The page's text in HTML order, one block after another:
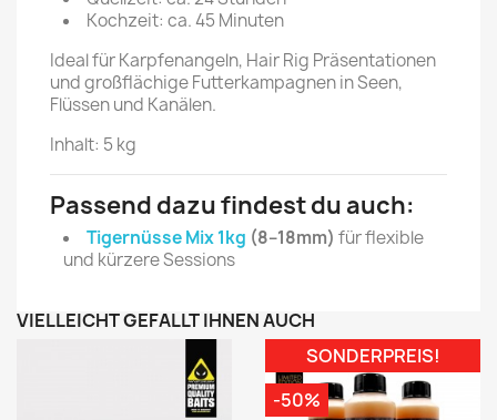
Kochzeit: ca. 45 Minuten
Ideal für Karpfenangeln, Hair Rig Präsentationen
und großflächige Futterkampagnen in Seen,
Flüssen und Kanälen.
Inhalt: 5 kg
Passend dazu findest du auch:
Tigernüsse Mix 1kg (8–18mm) für flexible
und kürzere Sessions
VIELLEICHT GEFÄLLT IHNEN AUCH
SONDERPREIS!
-50%